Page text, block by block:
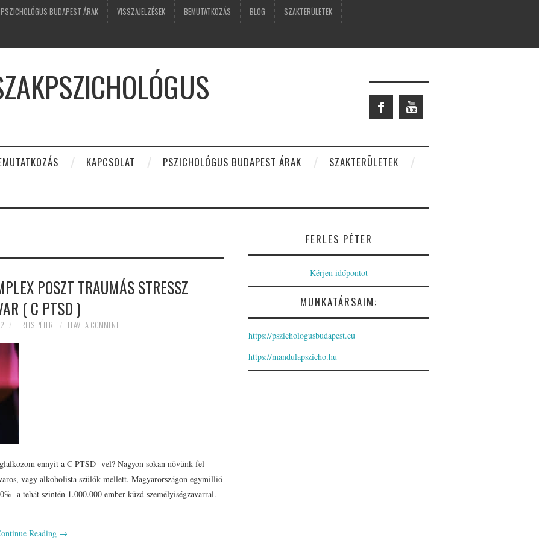
PSZICHOLÓGUS BUDAPEST ÁRAK VISSZAJELZÉSEK BEMUTATKOZÁS BLOG SZAKTERÜLETEK
KAPCSOLAT PSZICHOLÓGUS BUDAPEST ÁRAK
SZAKTERÜLETEK
POSZT TRAUMÁS STRESSZ
( C PTSD )
FERLES PÉTER LEAVE A COMMENT
ennyit a C PTSD -vel? Nagyon sokan növünk fel
vagy alkoholista szülők mellett. Magyarországon egymillió
a tehát szintén 1.000.000 ember küzd személyiségzavarral.
Reading →
FERLES PÉTER
Kérjen időpontot
MUNKATÁRSAIM:
https://pszichologusbudapest.eu
https://mandulapszicho.hu